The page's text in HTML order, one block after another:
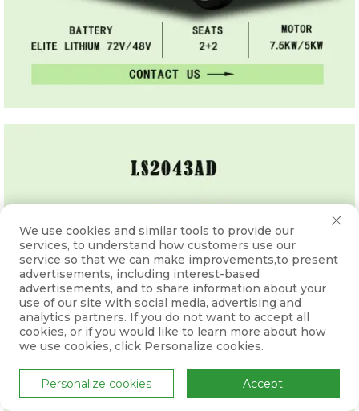
We use cookies and similar tools to provide our
services, to understand how customers use our
service so that we can make improvements,to present
advertisements, including interest-based
advertisements, and to share information about your
use of our site with social media, advertising and
analytics partners. If you do not want to accept all
cookies, or if you would like to learn more about how
we use cookies, click Personalize cookies.
Personalize cookies Accept